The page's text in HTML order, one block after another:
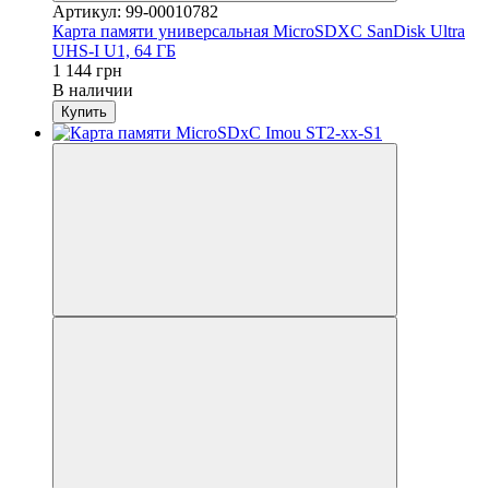
Артикул: 99-00010782
Карта памяти универсальная MiсroSDXC SanDisk Ultra
UHS-I U1, 64 ГБ
1 144 грн
В наличии
Купить